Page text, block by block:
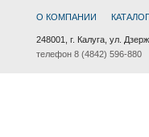
О КОМПАНИИ КАТАЛОГ
248001, г. Калуга, ул.
телефон 8 (4842) 596-880